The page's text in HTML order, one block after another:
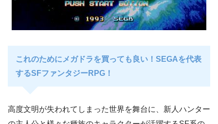
これのためにメガドラを買っても良い！SEGAを代表
するSFファンタジーRPG！
高度文明が失われてしまった世界を舞台に、新人ハンター